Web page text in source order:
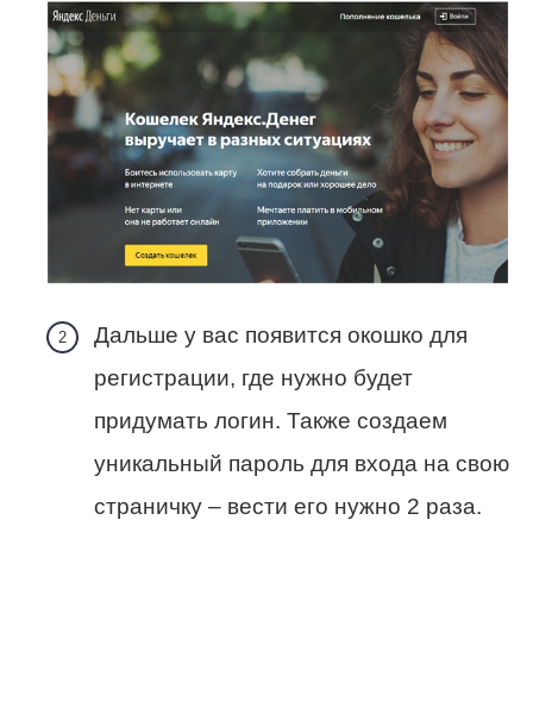
Дальше у вас появится окошко для
регистрации, где нужно будет
придумать логин. Также создаем
уникальный пароль для входа на свою
страничку – вести его нужно 2 раза.